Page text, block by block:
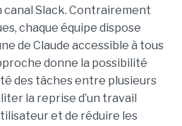
canal Slack. Contrairement
chaque équipe dispose
de Claude accessible à tous
donne la possibilité
des tâches entre plusieurs
la reprise d’un travail
et de réduire les